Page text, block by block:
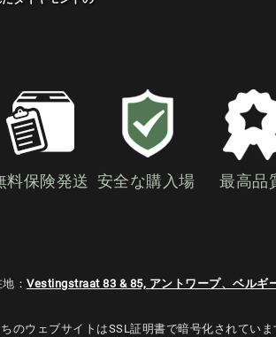
料保険発送 安全な購入場 最高品
： Vestingstraat 83 & 85, アントワープ、ベルギ
のウェブサイトはSSL証明書で暗号化されていま